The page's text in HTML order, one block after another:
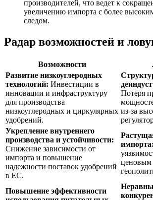
производителей, что ведет к
увеличению импорта с более
следом.
Радар возможностей и
Возможности
Развитие низкоуглеродных
технологий: Инвестиции в
инновации и инфраструктуру
для производства
низкоуглеродных и циркулярных
удобрений.
Потеря
из-за
Укрепление внутреннего
производства и устойчивости:
Снижение зависимости от
импорта и повышение
надежности поставок удобрений
в ЕС.
импорта:
Повышение эффективности